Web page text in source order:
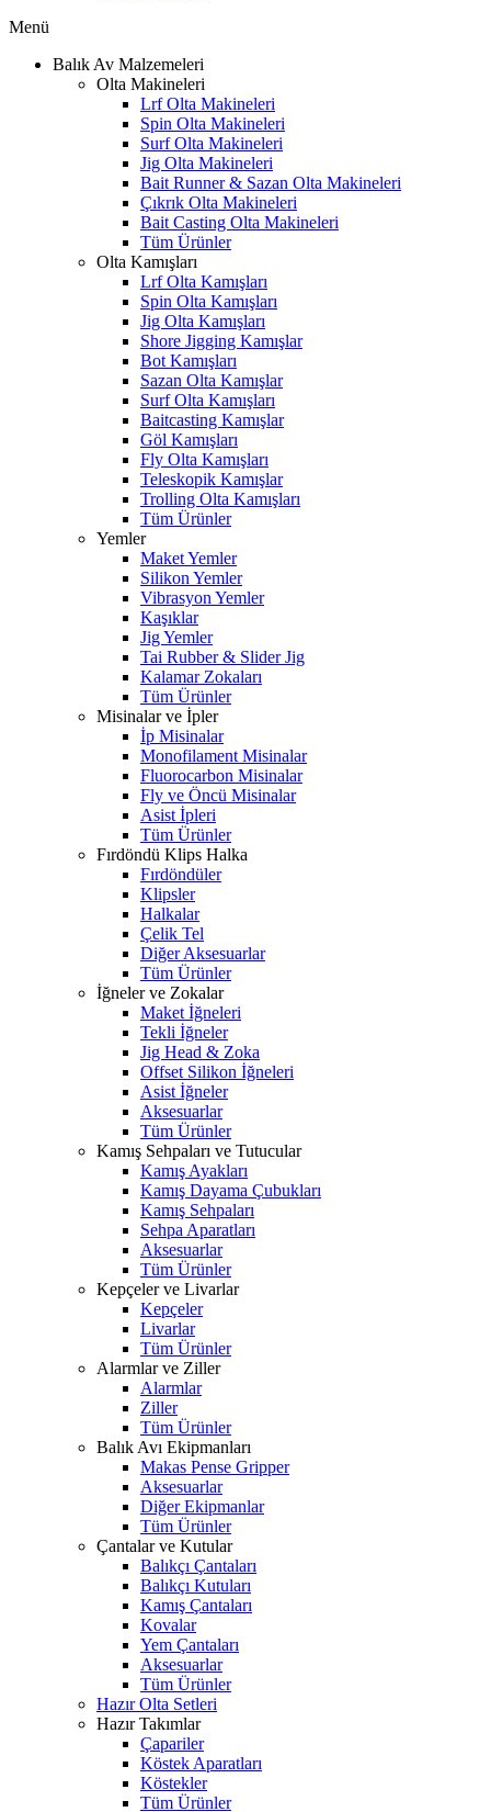
Menü
Balık Av Malzemeleri
Olta Makineleri
Lrf Olta Makineleri
Spin Olta Makineleri
Surf Olta Makineleri
Jig Olta Makineleri
Bait Runner & Sazan Olta Makineleri
Çıkrık Olta Makineleri
Bait Casting Olta Makineleri
Tüm Ürünler
Olta Kamışları
Lrf Olta Kamışları
Spin Olta Kamışları
Jig Olta Kamışları
Shore Jigging Kamışlar
Bot Kamışları
Sazan Olta Kamışlar
Surf Olta Kamışları
Baitcasting Kamışlar
Göl Kamışları
Fly Olta Kamışları
Teleskopik Kamışlar
Trolling Olta Kamışları
Tüm Ürünler
Yemler
Maket Yemler
Silikon Yemler
Vibrasyon Yemler
Kaşıklar
Jig Yemler
Tai Rubber & Slider Jig
Kalamar Zokaları
Tüm Ürünler
Misinalar ve İpler
İp Misinalar
Monofilament Misinalar
Fluorocarbon Misinalar
Fly ve Öncü Misinalar
Asist İpleri
Tüm Ürünler
Fırdöndü Klips Halka
Fırdöndüler
Klipsler
Halkalar
Çelik Tel
Diğer Aksesuarlar
Tüm Ürünler
İğneler ve Zokalar
Maket İğneleri
Tekli İğneler
Jig Head & Zoka
Offset Silikon İğneleri
Asist İğneler
Aksesuarlar
Tüm Ürünler
Kamış Sehpaları ve Tutucular
Kamış Ayakları
Kamış Dayama Çubukları
Kamış Sehpaları
Sehpa Aparatları
Aksesuarlar
Tüm Ürünler
Kepçeler ve Livarlar
Kepçeler
Livarlar
Tüm Ürünler
Alarmlar ve Ziller
Alarmlar
Ziller
Tüm Ürünler
Balık Avı Ekipmanları
Makas Pense Gripper
Aksesuarlar
Diğer Ekipmanlar
Tüm Ürünler
Çantalar ve Kutular
Balıkçı Çantaları
Balıkçı Kutuları
Kamış Çantaları
Kovalar
Yem Çantaları
Aksesuarlar
Tüm Ürünler
Hazır Olta Setleri
Hazır Takımlar
Çapariler
Köstek Aparatları
Köstekler
Tüm Ürünler